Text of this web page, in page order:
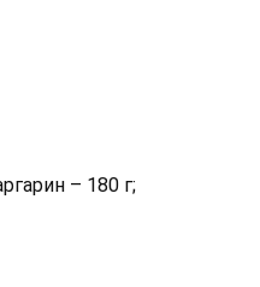
– 180 г;